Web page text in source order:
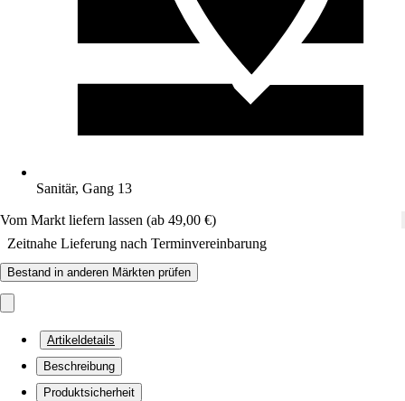
Sanitär, Gang 13
Vom Markt liefern lassen (ab 49,00 €)
Zeitnahe Lieferung nach Terminvereinbarung
Bestand in anderen Märkten prüfen
Artikeldetails
Beschreibung
Produktsicherheit